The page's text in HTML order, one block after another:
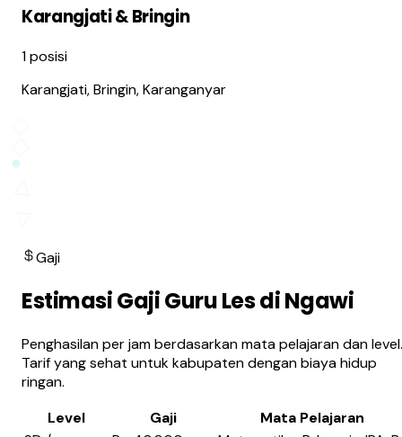
Karangjati & Bringin
1posisi
Karangjati, Bringin, Karanganyar
Gaji
Estimasi Gaji Guru Les di Ngawi
Penghasilan per jam berdasarkan mata pelajaran dan level.
Tarif yang sehat untuk kabupaten dengan biaya hidup
ringan.
Level
Gaji
Mata Pelajaran